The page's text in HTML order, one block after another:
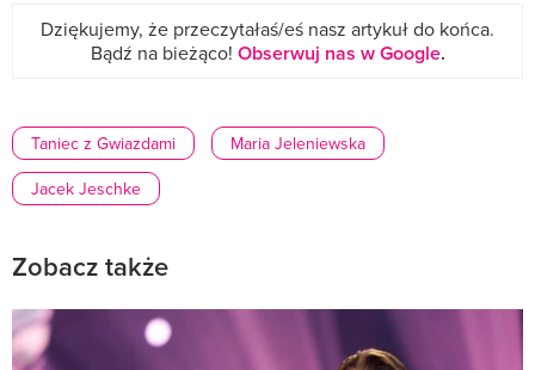
Dziękujemy, że przeczytałaś/eś nasz artykuł do końca.
Bądź na bieżąco! Obserwuj nas w Google.
Taniec z Gwiazdami
Maria Jeleniewska
Jacek Jeschke
Zobacz także